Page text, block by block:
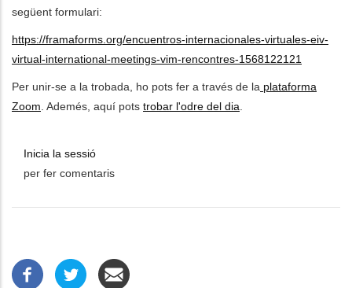
següent formulari:
https://framaforms.org/encuentros-internacionales-virtuales-eiv-
virtual-international-meetings-vim-rencontres-1568122121
Per unir-se a la trobada, ho pots fer a través de la plataforma
Zoom . Ademés, aquí pots trobar l'odre del dia
Inicia la sessió
per fer comentaris